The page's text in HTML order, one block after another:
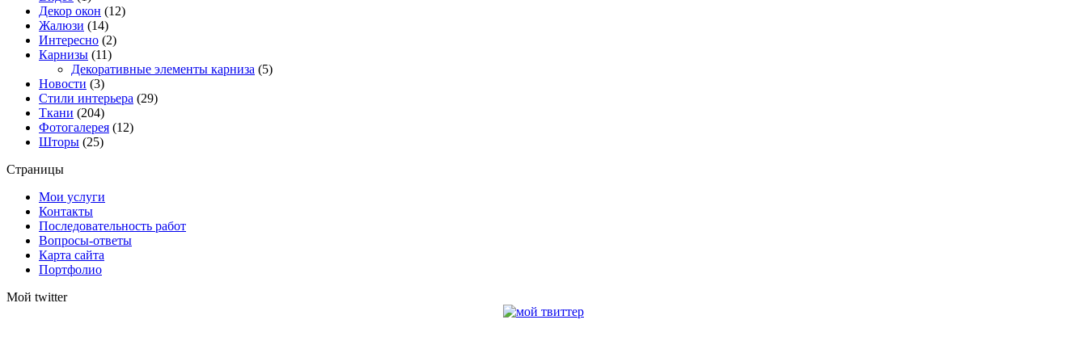
Декор окон (12)
Жалюзи (14)
Интересно (2)
Карнизы (11)
Декоративные элементы карниза (5)
Новости (3)
Стили интерьера (29)
Ткани (204)
Фотогалерея (12)
Шторы (25)
Страницы
Мои услуги
Контакты
Последовательность работ
Вопросы-ответы
Карта сайта
Портфолио
Мой twitter